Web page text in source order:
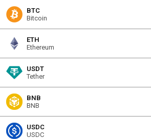
BTC
Bitcoin
ETH
Ethereum
USDT
Tether
BNB
BNB
USDC
USDC